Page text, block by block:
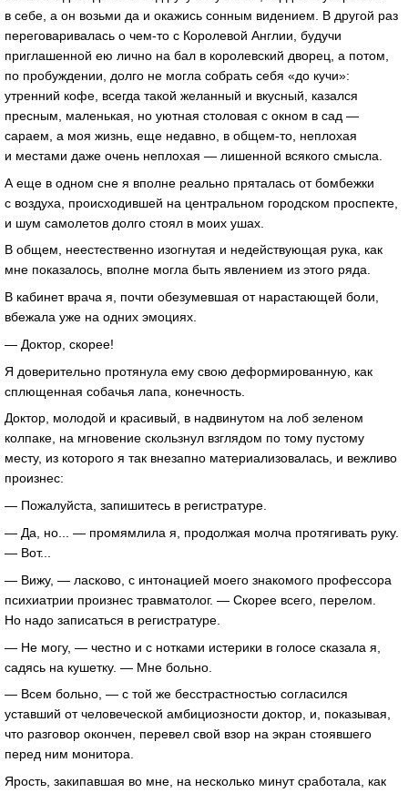
в себе, а он возьми да и окажись сонным видением. В другой раз
переговаривалась о чем-то с Королевой Англии, будучи
приглашенной ею лично на бал в королевский дворец, а потом,
по пробуждении, долго не могла собрать себя «до кучи»:
утренний кофе, всегда такой желанный и вкусный, казался
пресным, маленькая, но уютная столовая с окном в сад —
сараем, а моя жизнь, еще недавно, в общем-то, неплохая
и местами даже очень неплохая — лишенной всякого смысла.
А еще в одном сне я вполне реально пряталась от бомбежки
с воздуха, происходившей на центральном городском проспекте,
и шум самолетов долго стоял в моих ушах.
В общем, неестественно изогнутая и недействующая рука, как
мне показалось, вполне могла быть явлением из этого ряда.
В кабинет врача я, почти обезумевшая от нарастающей боли,
вбежала уже на одних эмоциях.
— Доктор, скорее!
Я доверительно протянула ему свою деформированную, как
сплющенная собачья лапа, конечность.
Доктор, молодой и красивый, в надвинутом на лоб зеленом
колпаке, на мгновение скользнул взглядом по тому пустому
месту, из которого я так внезапно материализовалась, и вежливо
произнес:
— Пожалуйста, запишитесь в регистратуре.
— Да, но... — промямлила я, продолжая молча протягивать руку.
— Вот...
— Вижу, — ласково, с интонацией моего знакомого профессора
психиатрии произнес травматолог. — Скорее всего, перелом.
Но надо записаться в регистратуре.
— Не могу, — честно и с нотками истерики в голосе сказала я,
садясь на кушетку. — Мне больно.
— Всем больно, — с той же бесстрастностью согласился
уставший от человеческой амбициозности доктор, и, показывая,
что разговор окончен, перевел свой взор на экран стоявшего
перед ним монитора.
Ярость, закипавшая во мне, на несколько минут сработала, как